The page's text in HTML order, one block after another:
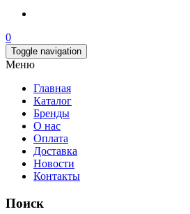
0
Toggle navigation
Меню
Главная
Каталог
Бренды
О нас
Оплата
Доставка
Новости
Контакты
Поиск